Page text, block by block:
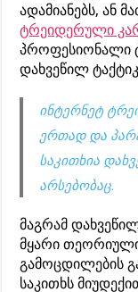
ადამიანებს, ან
ტრეიდერული
პროფესიონალი
დახვეწილ
ინტერნეტ
ერთად და
საკითხია
არსებობაც.
მაგრამ
მყარი თეორიული
გამოცდილების
საკითხს